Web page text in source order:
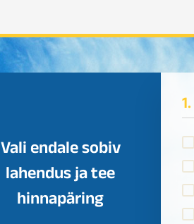
Vali endale sobiv
lahendus ja tee
hinnapäring
1.